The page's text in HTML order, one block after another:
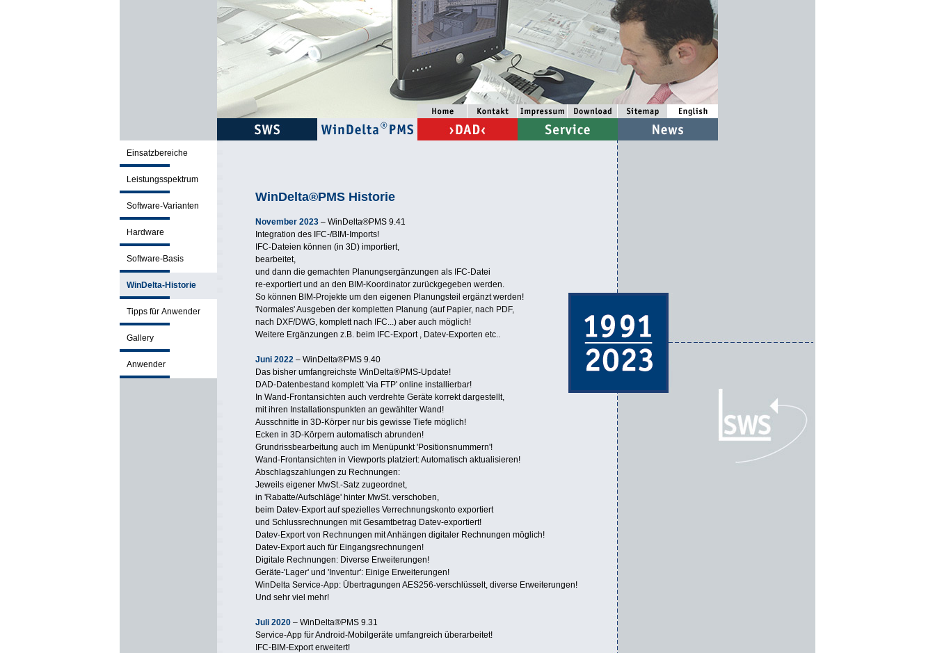
Einsatzbereiche
Leistungsspektrum
Software-Varianten
Hardware
Software-Basis
WinDelta-Historie
Tipps für Anwender
Gallery
Anwender
WinDelta®PMS Historie
November 2023 – WinDelta®PMS 9.41
Integration des IFC-/BIM-Imports!
IFC-Dateien können (in 3D) importiert,
bearbeitet,
und dann die gemachten Planungsergänzungen als IFC-Datei
re-exportiert und an den BIM-Koordinator zurückgegeben werden.
So können BIM-Projekte um den eigenen Planungsteil ergänzt werden!
'Normales' Ausgeben der kompletten Planung (auf Papier, nach PDF,
nach DXF/DWG, komplett nach IFC...) aber auch möglich!
Weitere Ergänzungen z.B. beim IFC-Export , Datev-Exporten etc..
Juni 2022 – WinDelta®PMS 9.40
Das bisher umfangreichste WinDelta®PMS-Update!
DAD-Datenbestand komplett 'via FTP' online installierbar!
In Wand-Frontansichten auch verdrehte Geräte korrekt dargestellt,
mit ihren Installationspunkten an gewählter Wand!
Ausschnitte in 3D-Körper nur bis gewisse Tiefe möglich!
Ecken in 3D-Körpern automatisch abrunden!
Grundrissbearbeitung auch im Menüpunkt 'Positionsnummern'!
Wand-Frontansichten in Viewports platziert: Automatisch aktualisieren!
Abschlagszahlungen zu Rechnungen:
Jeweils eigener MwSt.-Satz zugeordnet,
in 'Rabatte/Aufschläge' hinter MwSt. verschoben,
beim Datev-Export auf spezielles Verrechnungskonto exportiert
und Schlussrechnungen mit Gesamtbetrag Datev-exportiert!
Datev-Export von Rechnungen mit Anhängen digitaler Rechnungen möglich!
Datev-Export auch für Eingangsrechnungen!
Digitale Rechnungen: Diverse Erweiterungen!
Geräte-'Lager' und 'Inventur': Einige Erweiterungen!
WinDelta Service-App: Übertragungen AES256-verschlüsselt, diverse Erweiterungen!
Und sehr viel mehr!
Juli 2020 – WinDelta®PMS 9.31
Service-App für Android-Mobilgeräte umfangreich überarbeitet!
IFC-BIM-Export erweitert!